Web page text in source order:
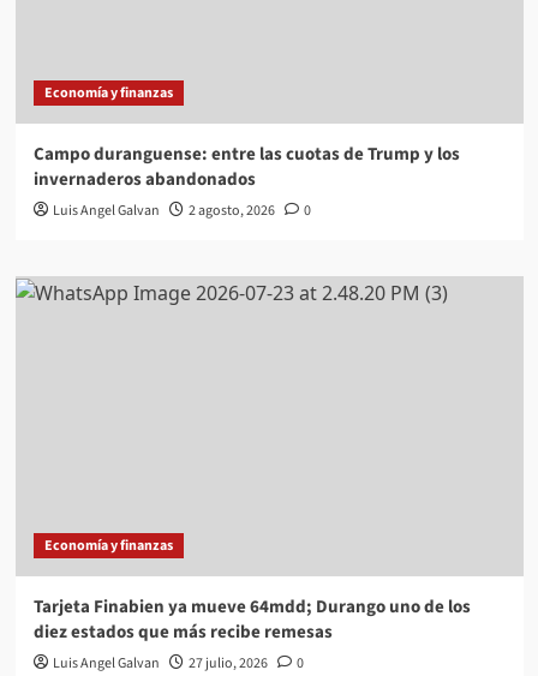
Economía y finanzas
Campo duranguense: entre las cuotas de Trump y los
invernaderos abandonados
Luis Angel Galvan 2 agosto, 2026 0
Economía y finanzas
Tarjeta Finabien ya mueve 64mdd; Durango uno de los
diez estados que más recibe remesas
Luis Angel Galvan 27 julio, 2026 0